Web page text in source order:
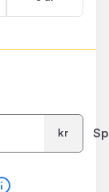
kr